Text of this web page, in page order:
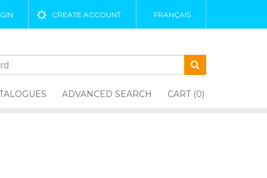
CREATE ACCOUNT FRANÇAIS
ADVANCED SEARCH CART (0)